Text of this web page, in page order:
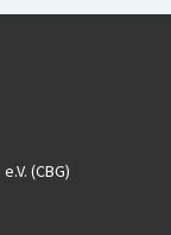
(CBG)